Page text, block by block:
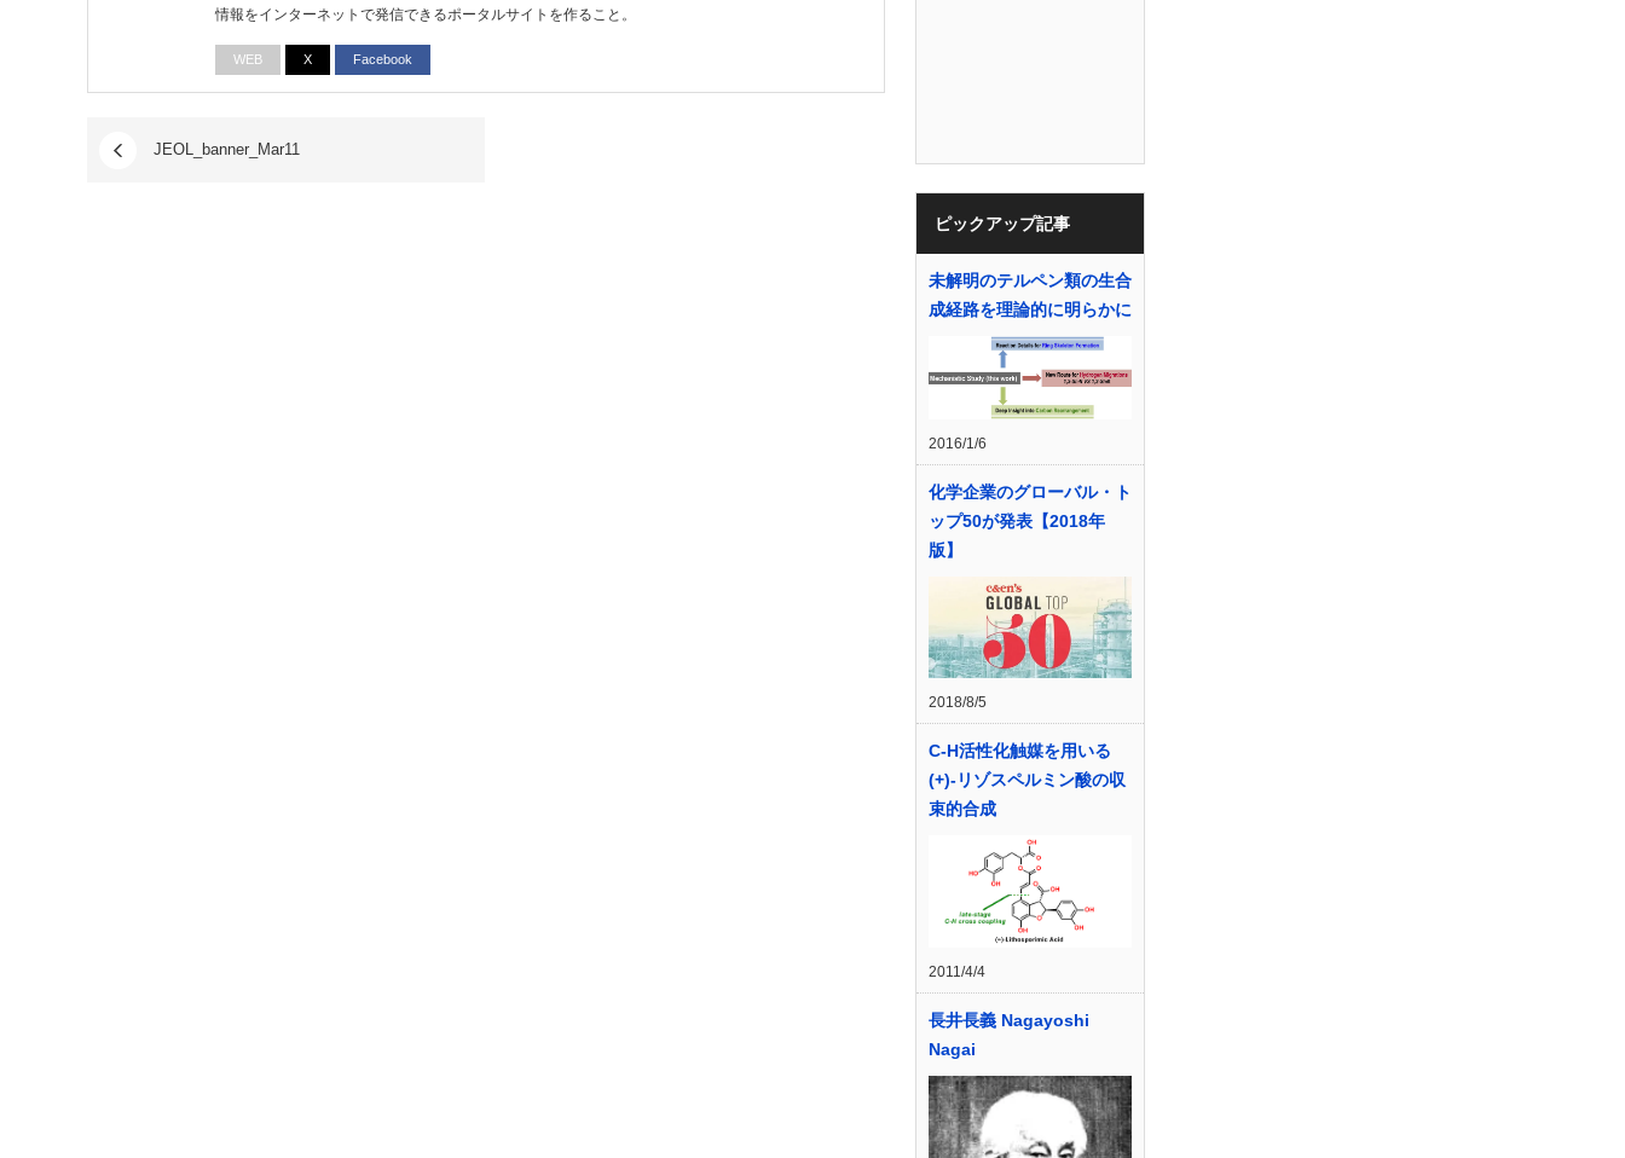
情報をインターネットで発信できるポータルサイトを作ること。
WEB X Facebook
JEOL_banner_Mar11
ピックアップ記事
未解明のテルペン類の生合
成経路を理論的に明らかに
2016/1/6
化学企業のグローバル・ト
ップ50が発表【2018年
版】
2018/8/5
C-H活性化触媒を用いる
(+)-リゾスペルミン酸の収
束的合成
2011/4/4
長井長義 Nagayoshi
Nagai